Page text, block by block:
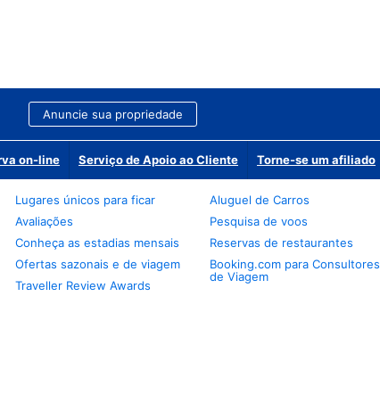
Anuncie sua propriedade
on-line Serviço de Apoio ao Cliente Torne-se um afiliado
Lugares únicos para ficar
Avaliações
Conheça as estadias mensais
Ofertas sazonais e de viagem
Traveller Review Awards
Aluguel de Carros
Pesquisa de voos
Reservas de restaurantes
Booking.com para Consultores
de Viagem